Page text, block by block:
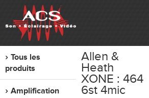
ENTREPRISE
RÉALISATIONS
Tous les
produits
Amplification
Allen &
Heath
XONE : 464
6st 4mic